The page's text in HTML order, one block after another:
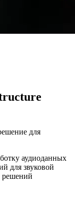
для
аудиоданных
для звуковой
решений